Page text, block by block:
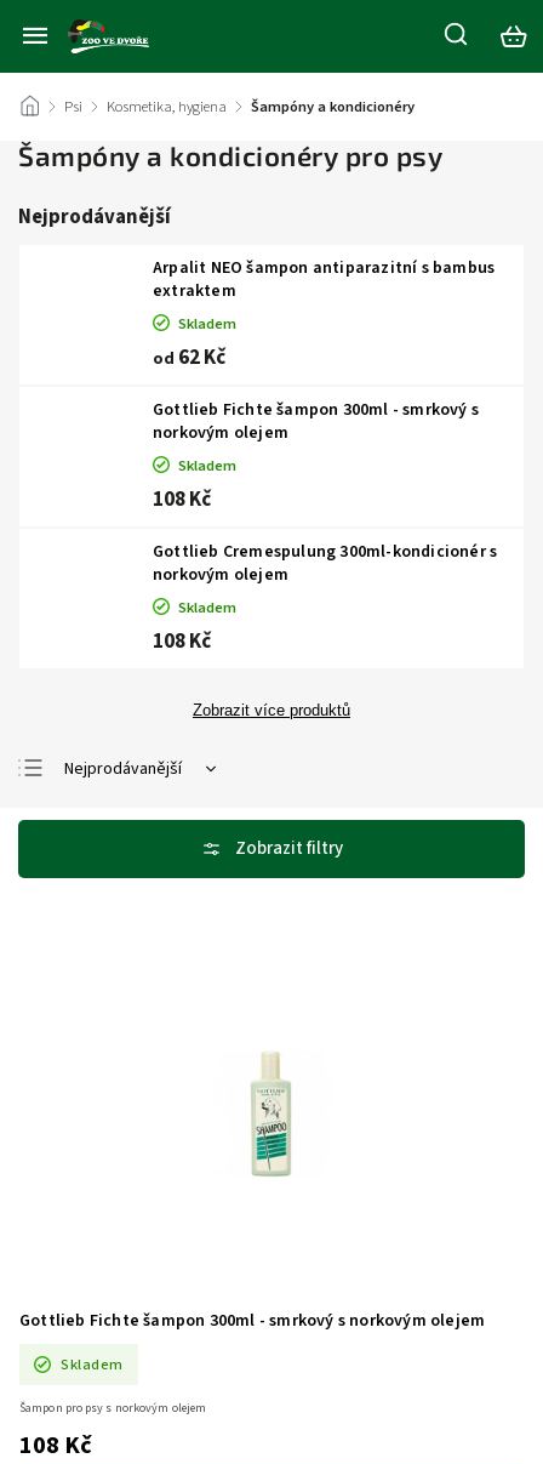
/ Psi / Kosmetika, hygiena / Šampóny a kondicionéry
Šampóny a kondicionéry pro psy
Nejprodávanější
Arpalit NEO šampon antiparazitní s bambus
extraktem
Skladem
od 62 Kč
Gottlieb Fichte šampon 300ml - smrkový s
norkovým olejem
Skladem
108 Kč
Gottlieb Cremespulung 300ml-kondicionér s
norkovým olejem
Skladem
108 Kč
Zobrazit více produktů
Nejprodávanější
Abecedně
Gottlieb Fichte šampon 300ml - smrkový s norkovým olejem
Skladem
108 Kč
Šampon pro psy s norkovým olejem